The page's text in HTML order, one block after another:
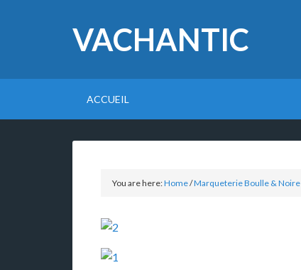
VACHANTIC
ACCUEIL
You are here:Home/Marqueterie Boulle & Noire